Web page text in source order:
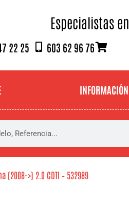
Especialistas
22 25 603 62 96 76
INFORMACIÓN
>) 2.0 CDTI – 532989